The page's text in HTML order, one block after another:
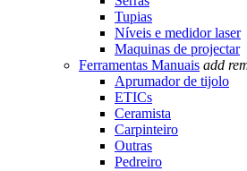
Tupias
Níveis e medidor laser
Maquinas de projectar
Ferramentas Manuais add
Aprumador de tijolo
ETICs
Ceramista
Carpinteiro
Outras
Pedreiro